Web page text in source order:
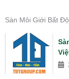
Sàn Môi Giới Bất